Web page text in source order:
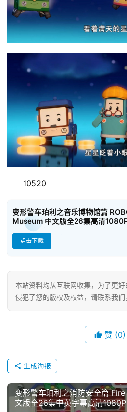
赞
助
本
10520
变形警车珀利之音乐博物馆篇
Museum 中文版全26集高清
点击下载
本站资料均从互联网收集，为了更
侵犯了您的版权及权益，请联系我们
赞 (0)
生成海报
变形警车珀利之消防安全篇
文版全26集中英字幕高清